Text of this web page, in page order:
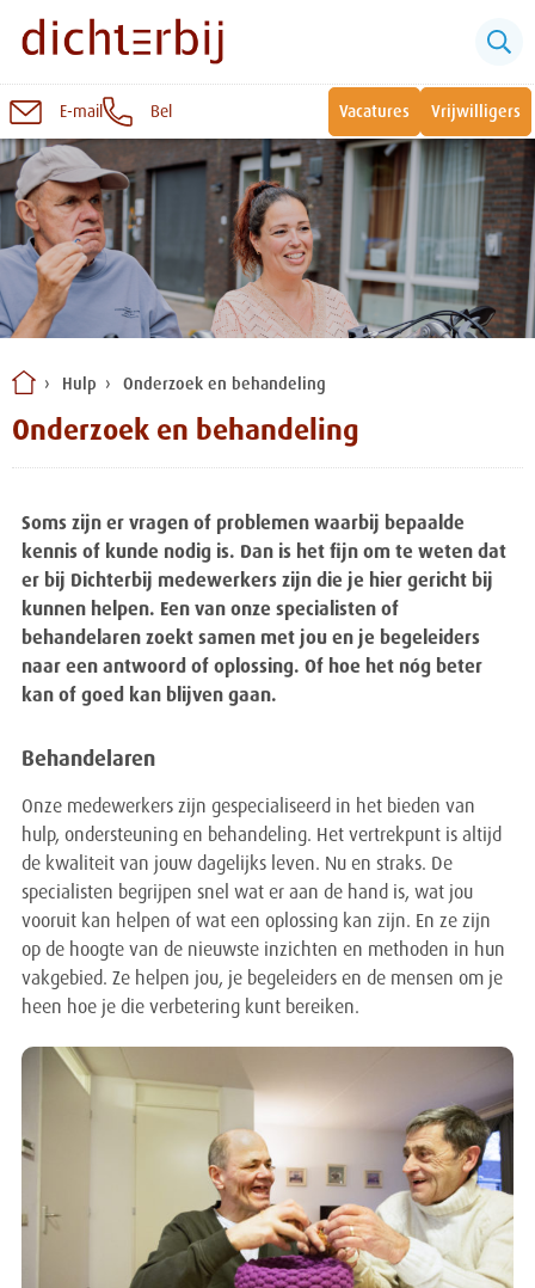
Naar
inhoud
E-mail Bel Vacatures Vrijwilligers
Hulp Onderzoek en behandeling
Onderzoek en behandeling
Soms zijn er vragen of problemen waarbij bepaalde
kennis of kunde nodig is. Dan is het fijn om te weten dat
er bij Dichterbij medewerkers zijn die je hier gericht bij
kunnen helpen. Een van onze specialisten of
behandelaren zoekt samen met jou en je begeleiders
naar een antwoord of oplossing. Of hoe het nóg beter
kan of goed kan blijven gaan.
Behandelaren
Onze medewerkers zijn gespecialiseerd in het bieden van
hulp, ondersteuning en behandeling. Het vertrekpunt is altijd
de kwaliteit van jouw dagelijks leven. Nu en straks. De
specialisten begrijpen snel wat er aan de hand is, wat jou
vooruit kan helpen of wat een oplossing kan zijn. En ze zijn
op de hoogte van de nieuwste inzichten en methoden in hun
vakgebied. Ze helpen jou, je begeleiders en de mensen om je
heen hoe je die verbetering kunt bereiken.
Sluiten
Snel naar:
Wonen bij Dichterbij
Vrije dagbestedingsplekken